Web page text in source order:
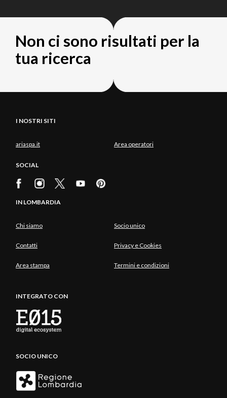
Non ci sono risultati per la
tua ricerca
I NOSTRI SITI
ariaspa.it Area operatori
SOCIAL
IN LOMBARDIA
Chi siamo Socio unico
Contatti Privacy e Cookies
Area stampa Termini e condizioni
INTEGRATO CON
SOCIO UNICO